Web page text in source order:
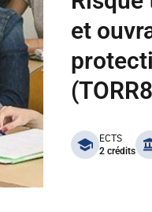
et
benefits
ECTS
2 crédits